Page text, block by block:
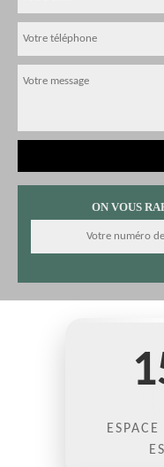
ON VOUS